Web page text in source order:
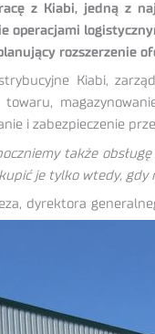
z Kiabi, jedną z
operacjami
rozszerzenie
Kiabi,
i zabezpieczenie
także
je tylko wtedy, gdy
dyrektora